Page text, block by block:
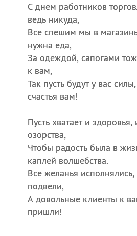
С днем работников
ведь никуда,
Все спешим мы в
нужна еда,
За одеждой, сапогами
к вам,
Так пусть будут у вас
счастья вам!
Пусть хватает и
озорства,
Чтобы радость была в
каплей волшебства.
Все желанья
подвели,
А довольные клиенты к
пришли!